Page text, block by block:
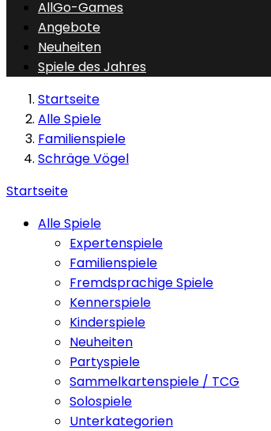
AllGo-Games
Angebote
Neuheiten
Spiele des Jahres
Startseite
Alle Spiele
Familienspiele
Schräge Vögel
Startseite
Alle Spiele
Expertenspiele
Familienspiele
Fremdsprachige Spiele
Kennerspiele
Kinderspiele
Neuheiten
Partyspiele
Sammelkartenspiele / TCG
Solospiele
Unterkategorien